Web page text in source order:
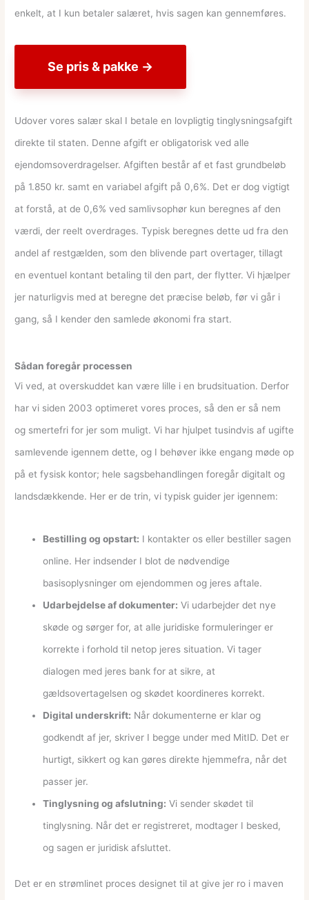
enkelt, at I kun betaler salæret, hvis sagen kan gennemføres.
Se pris & pakke →
Udover vores salær skal I betale en lovpligtig tinglysningsafgift
direkte til staten. Denne afgift er obligatorisk ved alle
ejendomsoverdragelser. Afgiften består af et fast grundbeløb
på 1.850 kr. samt en variabel afgift på 0,6%. Det er dog vigtigt
at forstå, at de 0,6% ved samlivsophør kun beregnes af den
værdi, der reelt overdrages. Typisk beregnes dette ud fra den
andel af restgælden, som den blivende part overtager, tillagt
en eventuel kontant betaling til den part, der flytter. Vi hjælper
jer naturligvis med at beregne det præcise beløb, før vi går i
gang, så I kender den samlede økonomi fra start.
Sådan foregår processen
Vi ved, at overskuddet kan være lille i en brudsituation. Derfor
har vi siden 2003 optimeret vores proces, så den er så nem
og smertefri for jer som muligt. Vi har hjulpet tusindvis af ugifte
samlevende igennem dette, og I behøver ikke engang møde op
på et fysisk kontor; hele sagsbehandlingen foregår digitalt og
landsdækkende. Her er de trin, vi typisk guider jer igennem:
Bestilling og opstart: I kontakter os eller bestiller sagen
online. Her indsender I blot de nødvendige
basisoplysninger om ejendommen og jeres aftale.
Udarbejdelse af dokumenter: Vi udarbejder det nye
skøde og sørger for, at alle juridiske formuleringer er
korrekte i forhold til netop jeres situation. Vi tager
dialogen med jeres bank for at sikre, at
gældsovertagelsen og skødet koordineres korrekt.
Digital underskrift: Når dokumenterne er klar og
godkendt af jer, skriver I begge under med MitID. Det er
hurtigt, sikkert og kan gøres direkte hjemmefra, når det
passer jer.
Tinglysning og afslutning: Vi sender skødet til
tinglysning. Når det er registreret, modtager I besked,
og sagen er juridisk afsluttet.
Det er en strømlinet proces designet til at give jer ro i maven